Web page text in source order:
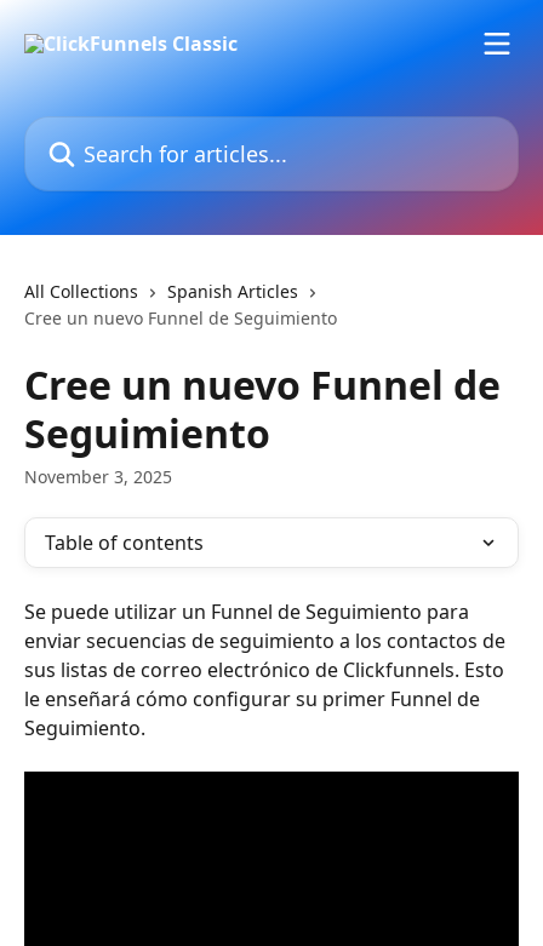
Search for articles...
All Collections
Spanish Articles
Cree un nuevo Funnel de Seguimiento
Cree un nuevo Funnel de
Seguimiento
November 3, 2025
Table of contents
Se puede utilizar un Funnel de Seguimiento para
enviar secuencias de seguimiento a los contactos de
sus listas de correo electrónico de Clickfunnels. Esto
le enseñará cómo configurar su primer Funnel de
Seguimiento.